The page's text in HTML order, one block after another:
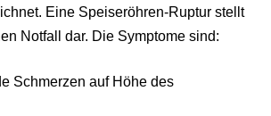
Eine Speiseröhren-Ruptur stellt
Notfall dar. Die Symptome sind:
Schmerzen auf Höhe des